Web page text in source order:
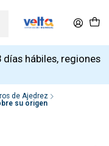
días hábiles, regiones
de Ajedrez
su origen